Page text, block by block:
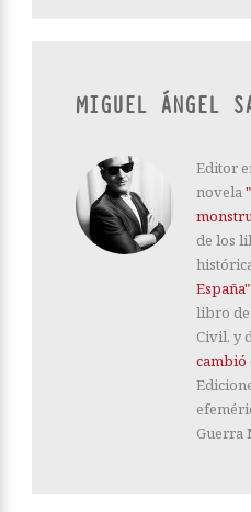
MIGUEL ÁNGEL
Editor
novela
de los
España"
libro de
Civil, y
cambió
Guerra